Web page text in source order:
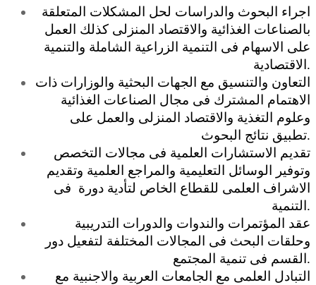
اجراء البحوث والدراسات لحل المشكلات المتعلقة
بالصناعات الغذائية والاقتصاد المنزلى كذلك العمل
على الاسهام فى التنمية الزراعية الشاملة والتنمية
الاقتصادية.
التعاون والتنسيق مع الجهات البحثية والوزارات ذات
الاهتمام المشترك فى مجال الصناعات الغذائية
وعلوم التغذية والاقتصاد المنزلى والعمل على
تطبيق نتائج البحوث.
تقديم الاستشارات العلمية فى مجالات التخصص
وتوفير الوسائل التعليمية والمراجع العلمية وتقديم
الاشراف العلمى للقطاع الخاص لتأدية دورة فى
التنمية.
عقد المؤتمرات والندوات والدورات التدريبية
وحلقات البحث فى المجالات المختلفة لتفعيل دور
القسم فى تنمية المجتمع.
التبادل العلمى مع الجامعات العربية والاجنبية مع